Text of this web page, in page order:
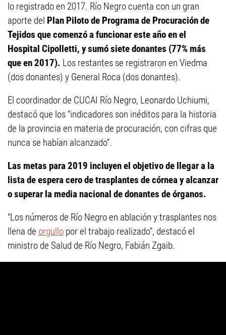
lo registrado en 2017. Río Negro cuenta con un gran
aporte del Plan Piloto de Programa de Procuración de
Tejidos que comenzó a funcionar este año en el
Hospital Cipolletti, y sumó siete donantes (77% más
que en 2017). Los restantes se registraron en Viedma
(dos donantes) y General Roca (dos donantes).
El coordinador de CUCAI Río Negro, Leonardo Uchiumi,
destacó que los “indicadores son inéditos para la historia
de la provincia en materia de procuración, con cifras que
nunca se habían alcanzado”.
Las metas para 2019 incluyen el objetivo de llegar a la
lista de espera cero de trasplantes de córnea y alcanzar
o superar la media nacional de donantes de órganos.
“Los números de Río Negro en ablación y trasplantes nos
llena de orgullo por el trabajo realizado”, destacó el
ministro de Salud de Río Negro, Fabián Zgaib.